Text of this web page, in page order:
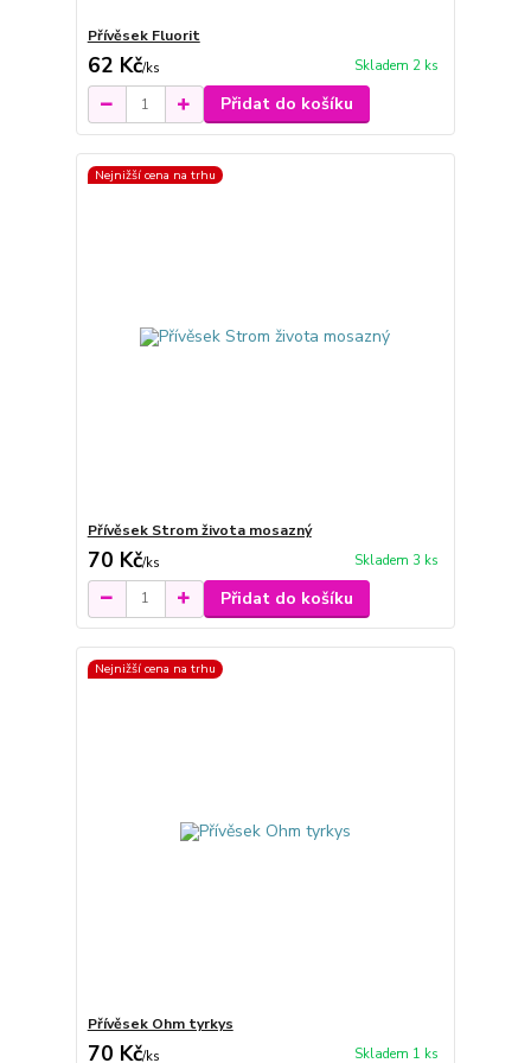
Přívěsek Fluorit
62 Kč/ks Skladem 2 ks
Přidat do košíku
Nejnižší cena na trhu
Přívěsek Strom života mosazný
70 Kč/ks Skladem 3 ks
Přidat do košíku
Nejnižší cena na trhu
Přívěsek Ohm tyrkys
70 Kč/ks Skladem 1 ks